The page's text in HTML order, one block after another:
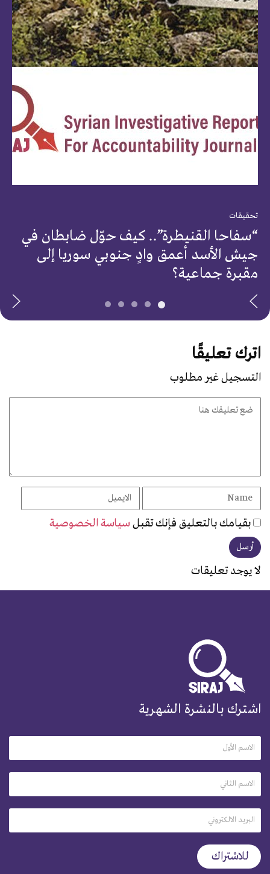
تحقيقات
“سفاحا القنيطرة”.. كيف حوّل ضابطان في
جيش الأسد أعمق وادٍ جنوبي سوريا إلى
مقبرة جماعية؟
اترك تعليقًا
التسجيل غير مطلوب
بقيامك بالتعليق فإنك تقبلسياسة الخصوصية
لا يوجد تعليقات
اشترك بالنشرة الشهرية